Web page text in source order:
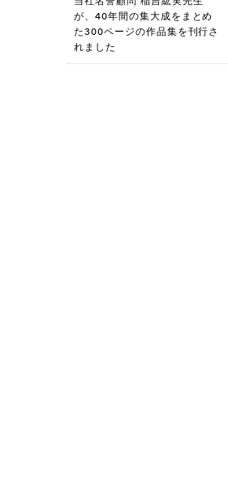
が、40年間の集大成をまとめ
た300ページの作品集を刊行さ
れました